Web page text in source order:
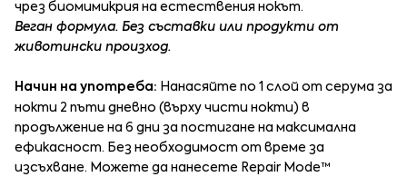
чрез биомимикрия на естествения нокът.
Веган формула. Без съставки или продукти от
животински произход.
Начин на употреба: Нанасяйте по 1 слой от серума за
нокти 2 пъти дневно (върху чисти нокти) в
продължение на 6 дни за постигане на максимална
ефикасност. Без необходимост от време за
изсъхване. Можете да нанесете Repair Mode™